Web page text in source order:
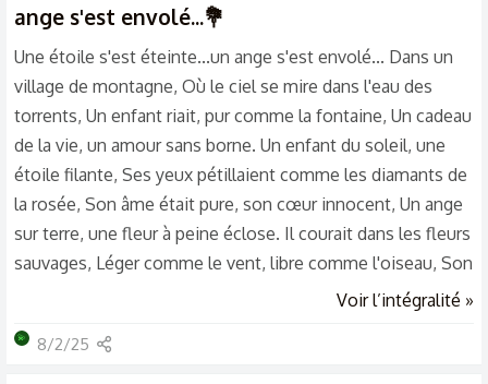
ange s'est envolé...💐
Une étoile s'est éteinte...un ange s'est envolé... Dans un
village de montagne, Où le ciel se mire dans l'eau des
torrents, Un enfant riait, pur comme la fontaine, Un cadeau
de la vie, un amour sans borne. Un enfant du soleil, une
étoile filante, Ses yeux pétillaient comme les diamants de
la rosée, Son âme était pure, son cœur innocent, Un ange
sur terre, une fleur à peine éclose. Il courait dans les fleurs
sauvages, Léger comme le vent, libre comme l'oiseau, Son
rire cristalin résonnait dans les vallées, Un chant
de son enfance, Gardait jalousement son secret, Un ange
Voir l’intégralité »
💫 8/2/25